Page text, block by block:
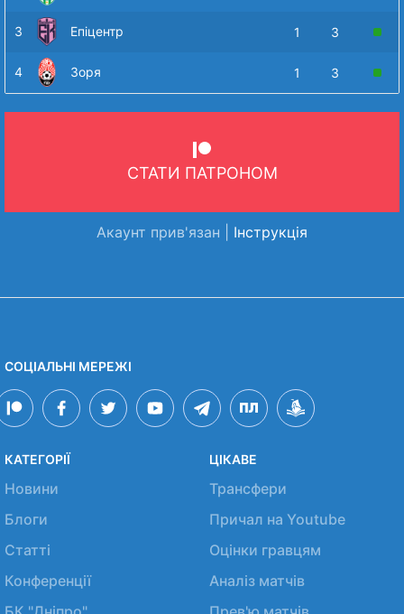
3 Епіцентр 1 3
4 Зоря 1 3
СТАТИ ПАТРОНОМ
Акаунт прив'язан | Інструкція
СОЦІАЛЬНІ МЕРЕЖІ
КАТЕГОРІЇ
Новини
Блоги
Статті
Конференції
ЦІКАВЕ
Трансфери
Причал на Youtube
Оцінки гравцям
Аналіз матчів